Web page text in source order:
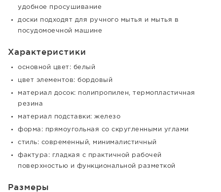
удобное просушивание
доски подходят для ручного мытья и мытья в
посудомоечной машине
Характеристики
основной цвет: белый
цвет элементов: бордовый
материал досок: полипропилен, термопластичная
резина
материал подставки: железо
форма: прямоугольная со скругленными углами
стиль: современный, минималистичный
фактура: гладкая с практичной рабочей
поверхностью и функциональной разметкой
Размеры